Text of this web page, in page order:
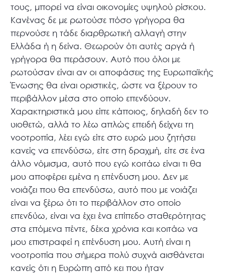
τους, μπορεί να είναι οικονομίες υψηλού ρίσκου.
Κανένας δε με ρωτούσε πόσο γρήγορα θα
περνούσε η τάδε διαρθρωτική αλλαγή στην
Ελλάδα ή η δείνα. Θεωρούν ότι αυτές αργά ή
γρήγορα θα περάσουν. Αυτό που όλοι με
ρωτούσαν είναι αν οι αποφάσεις της Ευρωπαϊκής
Ένωσης θα είναι οριστικές, ώστε να ξέρουν το
περιβάλλον μέσα στο οποίο επενδύουν.
Χαρακτηριστικά μου είπε κάποιος, δηλαδή δεν το
υιοθετώ, αλλά το λέω απλώς επειδή δείχνει τη
νοοτροπία, λέει εγώ είτε στο ευρώ μου ζητήσει
κανείς να επενδύσω, είτε στη δραχμή, είτε σε ένα
άλλο νόμισμα, αυτό που εγώ κοιτάω είναι τι θα
μου αποφέρει εμένα η επένδυση μου. Δεν με
νοιάζει που θα επενδύσω, αυτό που με νοιάζει
είναι να ξέρω ότι το περιβάλλον στο οποίο
επενδύω, είναι να έχει ένα επίπεδο σταθερότητας
στα επόμενα πέντε, δέκα χρόνια και κοιτάω να
μου επιστραφεί η επένδυση μου. Αυτή είναι η
νοοτροπία που σήμερα πολύ συχνά αισθάνεται
κανείς ότι η Ευρώπη από κει που ήταν